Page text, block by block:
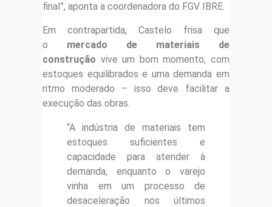
final”, aponta a coordenadora do FGV IBRE.
Em contrapartida, Castelo frisa que
o mercado de materiais de
construção vive um bom momento, com
estoques equilibrados e uma demanda em
ritmo moderado – isso deve facilitar a
execução das obras.
“A indústria de materiais tem
estoques suficientes e
capacidade para atender à
demanda, enquanto o varejo
vinha em um processo de
desaceleração nos últimos